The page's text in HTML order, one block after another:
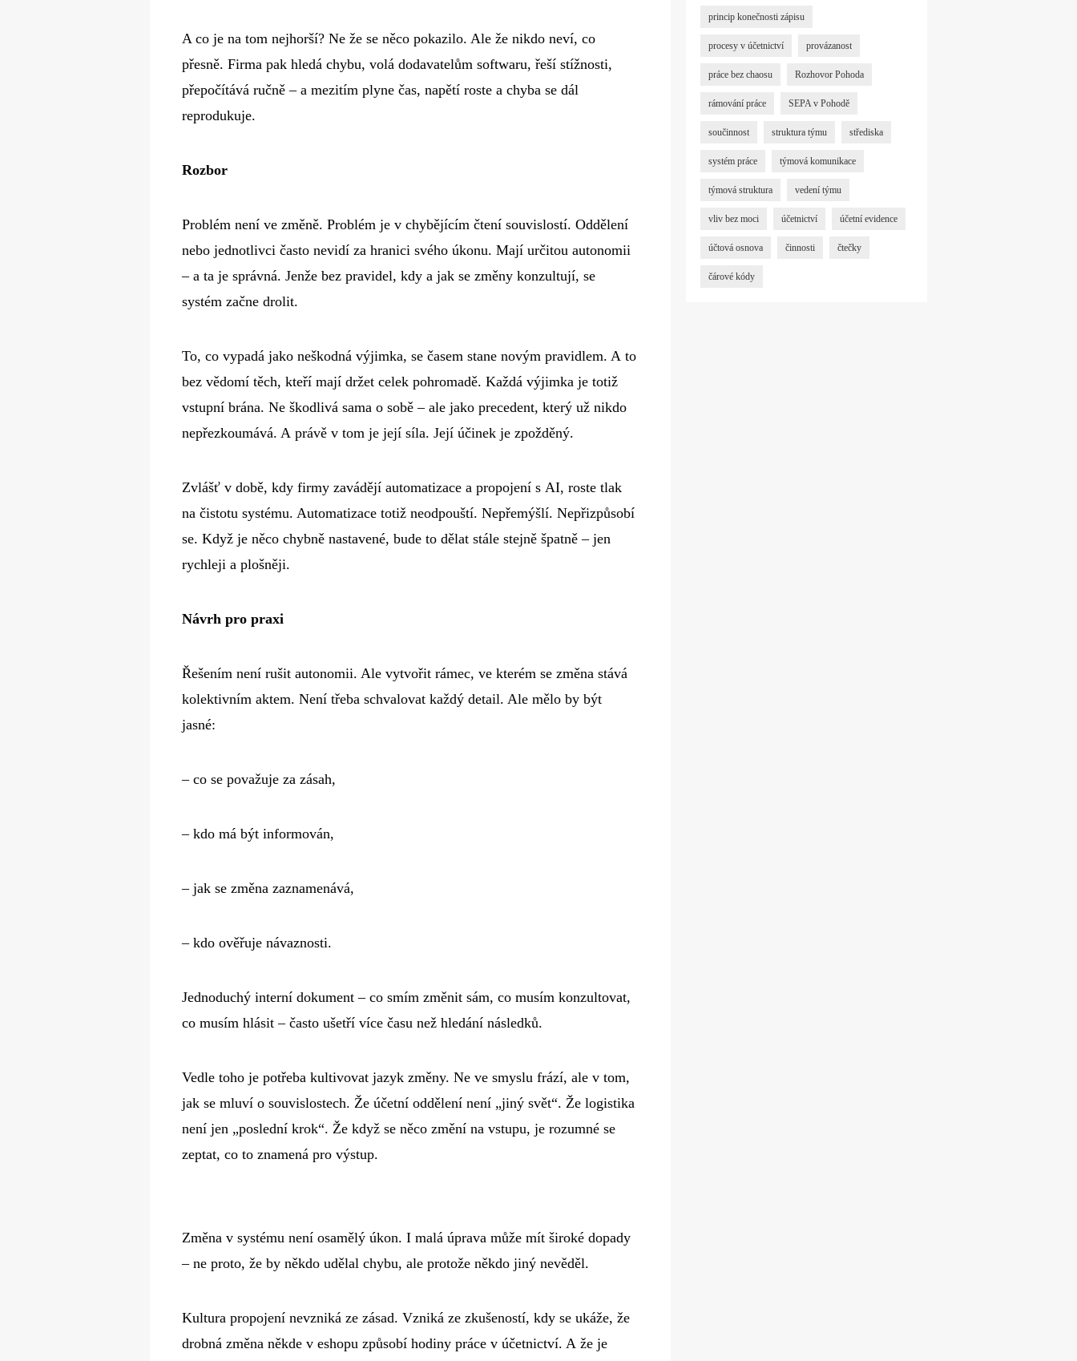
A co je na tom nejhorší? Ne že se něco pokazilo. Ale že nikdo neví, co
přesně. Firma pak hledá chybu, volá dodavatelům softwaru, řeší stížnosti,
přepočítává ručně – a mezitím plyne čas, napětí roste a chyba se dál
reprodukuje.
Rozbor
Problém není ve změně. Problém je v chybějícím čtení souvislostí. Oddělení
nebo jednotlivci často nevidí za hranici svého úkonu. Mají určitou autonomii
– a ta je správná. Jenže bez pravidel, kdy a jak se změny konzultují, se
systém začne drolit.
To, co vypadá jako neškodná výjimka, se časem stane novým pravidlem. A to
bez vědomí těch, kteří mají držet celek pohromadě. Každá výjimka je totiž
vstupní brána. Ne škodlivá sama o sobě – ale jako precedent, který už nikdo
nepřezkoumává. A právě v tom je její síla. Její účinek je zpožděný.
Zvlášť v době, kdy firmy zavádějí automatizace a propojení s AI, roste tlak
na čistotu systému. Automatizace totiž neodpouští. Nepřemýšlí. Nepřizpůsobí
se. Když je něco chybně nastavené, bude to dělat stále stejně špatně – jen
rychleji a plošněji.
Návrh pro praxi
Řešením není rušit autonomii. Ale vytvořit rámec, ve kterém se změna stává
kolektivním aktem. Není třeba schvalovat každý detail. Ale mělo by být
jasné:
– co se považuje za zásah,
– kdo má být informován,
– jak se změna zaznamenává,
– kdo ověřuje návaznosti.
Jednoduchý interní dokument – co smím změnit sám, co musím konzultovat,
co musím hlásit – často ušetří více času než hledání následků.
Vedle toho je potřeba kultivovat jazyk změny. Ne ve smyslu frází, ale v tom,
jak se mluví o souvislostech. Že účetní oddělení není „jiný svět“. Že logistika
není jen „poslední krok“. Že když se něco změní na vstupu, je rozumné se
zeptat, co to znamená pro výstup.
Změna v systému není osamělý úkon. I malá úprava může mít široké dopady
– ne proto, že by někdo udělal chybu, ale protože někdo jiný nevěděl.
Kultura propojení nevzniká ze zásad. Vzniká ze zkušeností, kdy se ukáže, že
drobná změna někde v eshopu způsobí hodiny práce v účetnictví. A že je
princip konečnosti zápisu
procesy v účetnictví provázanost
práce bez chaosu Rozhovor Pohoda
rámování práce SEPA v Pohodě
součinnost struktura týmu střediska
systém práce týmová komunikace
týmová struktura vedení týmu
vliv bez moci účetnictví účetní evidence
účtová osnova činnosti čtečky
čárové kódy